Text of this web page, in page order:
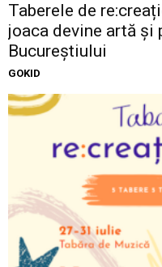
Taberele de
joaca devine artă și
Bucureștiului
GOKID